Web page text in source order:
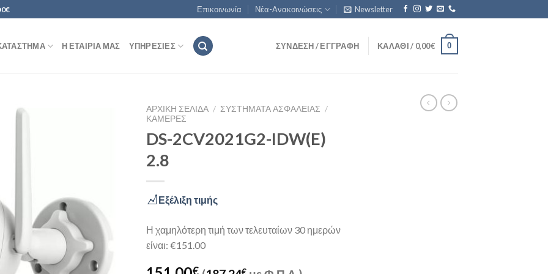
Επικοινωνία Νέα-Ανακοινώσεις Newsletter
Η ΕΤΑΙΡΊΑ ΜΑΣ ΥΠΗΡΕΣΊΕΣ ΣΎΝΔΕΣΗ / ΕΓΓΡΑΦΉ ΚΑΛΆΘΙ / 0,00€ 0
ΑΡΧΙΚΉ ΣΕΛΊΔΑ / ΣΥΣΤΉΜΑΤΑ ΑΣΦΑΛΕΊΑΣ /
ΚΆΜΕΡΕΣ
DS-2CV2021G2-IDW(E)
2.8
Εξέλιξη τιμής
Η χαμηλότερη τιμή των τελευταίων 30 ημερών
είναι: €151.00
€ €